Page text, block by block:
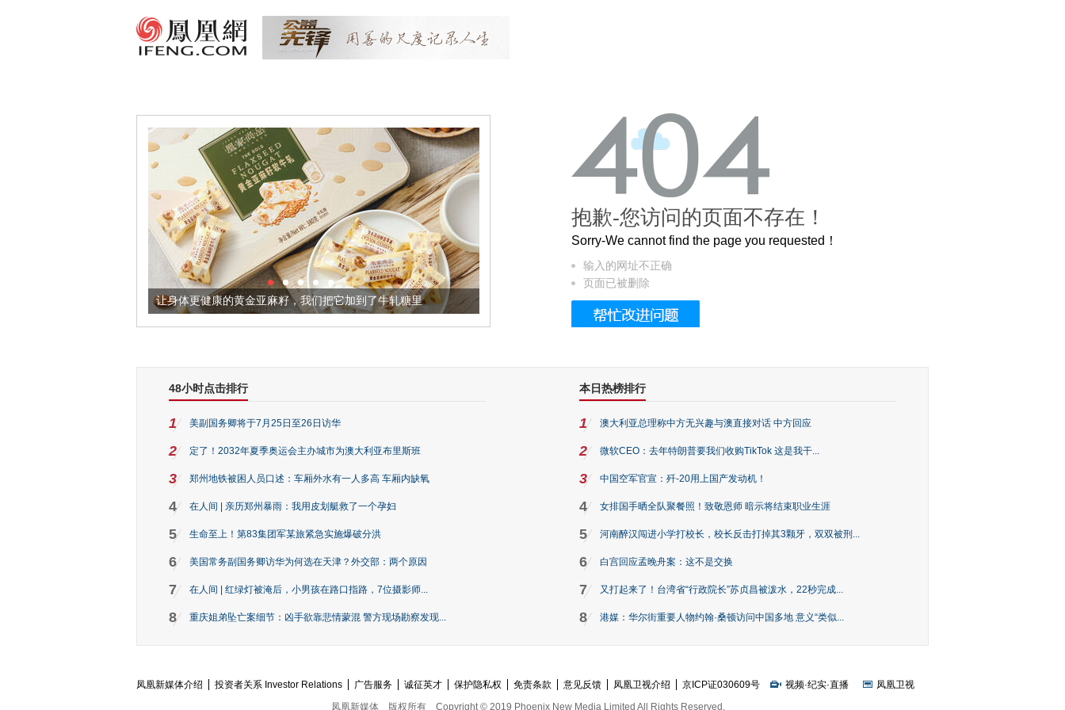
让身体更健康的黄金亚麻籽，我们把它加到了牛轧糖里 被列入佛家七宝的它到底有多美？
抱歉-您访问的页面不存在！
Sorry-We cannot find the page you requested！
输入的网址不正确
页面已被删除
48小时点击排行
1 美副国务卿将于7月25日至26日访华
2 定了！2032年夏季奥运会主办城市为澳大利亚布里斯班
3 郑州地铁被困人员口述：车厢外水有一人多高 车厢内缺氧
4 在人间 | 亲历郑州暴雨：我用皮划艇救了一个孕妇
5 生命至上！第83集团军某旅紧急实施爆破分洪
6 美国常务副国务卿访华为何选在天津？外交部：两个原因
7 在人间 | 红绿灯被淹后，小男孩在路口指路，7位摄影师...
8 重庆姐弟坠亡案细节：凶手欲靠悲情蒙混 警方现场勘察发现...
本日热榜排行
1 澳大利亚总理称中方无兴趣与澳直接对话 中方回应
2 微软CEO：去年特朗普要我们收购TikTok 这是我干...
3 中国空军官宣：歼-20用上国产发动机！
4 女排国手晒全队聚餐照！致敬恩师 暗示将结束职业生涯
5 河南醉汉闯进小学打校长，校长反击打掉其3颗牙，双双被刑...
6 白宫回应孟晚舟案：这不是交换
7 又打起来了！台湾省“行政院长”苏贞昌被泼水，22秒完成...
8 港媒：华尔街重要人物约翰·桑顿访问中国多地 意义“类似...
凤凰新媒体介绍 投资者关系 Investor Relations 广告服务 诚征英才 保护隐私权 免责条款 意见反馈 凤凰卫视介绍 京ICP证030609号 视频·纪实·直播
凤凰卫视
凤凰新媒体
版权所有 Copyright © 2019 Phoenix New Media Limited All Rights Reserved.